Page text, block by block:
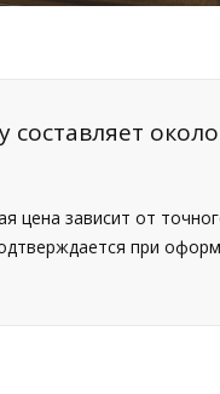
около
цена зависит от
при